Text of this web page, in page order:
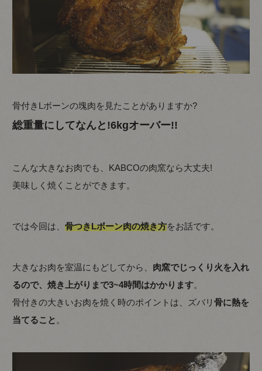
骨付きLボーンの塊肉を見たことがありますか?
総重量にしてなんと!6kgオーバー!!
こんな大きなお肉でも、KABCOの肉窯なら大丈夫!
美味しく焼くことができます。
では今回は、骨つきLボーン肉の焼き方をお話です。
大きなお肉を室温にもどしてから、 肉窯でじっくり火を入れ
るので、焼き上がりまで3~4時間はかかります。
骨付きの大きいお肉を焼く時のポイントは、ズバリ骨に熱を
当てること 。